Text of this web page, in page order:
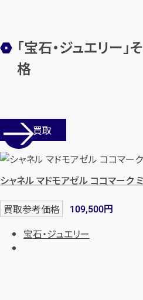
メール
「宝石・ジュエリー
格
店舗買取
シャネル マドモアゼル ココマーク
買取参考価格 109,500円
宝石・ジュエリー